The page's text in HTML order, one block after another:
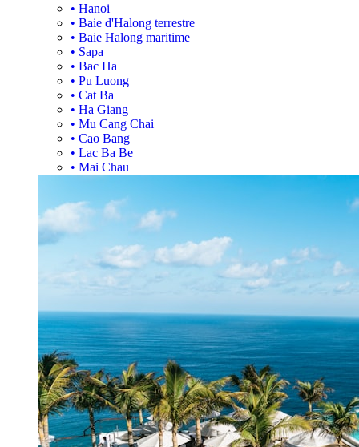
• Hanoi
• Baie d'Halong terrestre
• Baie Halong maritime
• Sapa
• Bac Ha
• Pu Luong
• Cat Ba
• Ha Giang
• Mu Cang Chai
• Cao Bang
• Lac Ba Be
• Mai Chau